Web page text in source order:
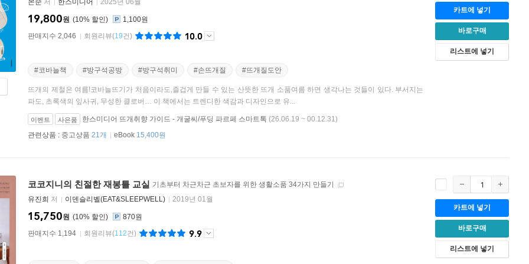
몬순 저 한스미디어 2025년 06월
10%
19,800원
1,100원
판매지수 2,046
회원리뷰(19건) 10.0
#코바늘책 #방구석공방 #방구석취미 #손뜨개질 #뜨개질도안
뜨개의 제철은 여름!코바늘뜨기가 처음이라도,즐겁게 만들 수 있는 산뜻한 뜨개 소품여름 하면 생각나는 것들이 있다. 부서지는
파도, 초록색의 잎사귀, 무성한 클로버… 이 책에서는 트렌디한 색감과 디자인으로 유...
이벤트 사은품 한스미디어 뜨개취향 가이드 - 개굴씨/푸딩 파르페 스마트톡 (26.06.19 ~ 00.12.31)
관련상품 : 중고상품 21개 eBook 15,400원
카트에 넣기
바로구매
리스트에 넣기
코코지니의 친절한 재봉틀 교실 기초부터 차근차근 초보자를 위한 생활소품 34가지 만들기
유진희 저 이덴슬리벨(EAT&SLEEPWELL) 2019년 01월
10%
15,750원
870원
판매지수 1,194
회원리뷰(112건) 9.9
카트에 넣기
바로구매
리스트에 넣기